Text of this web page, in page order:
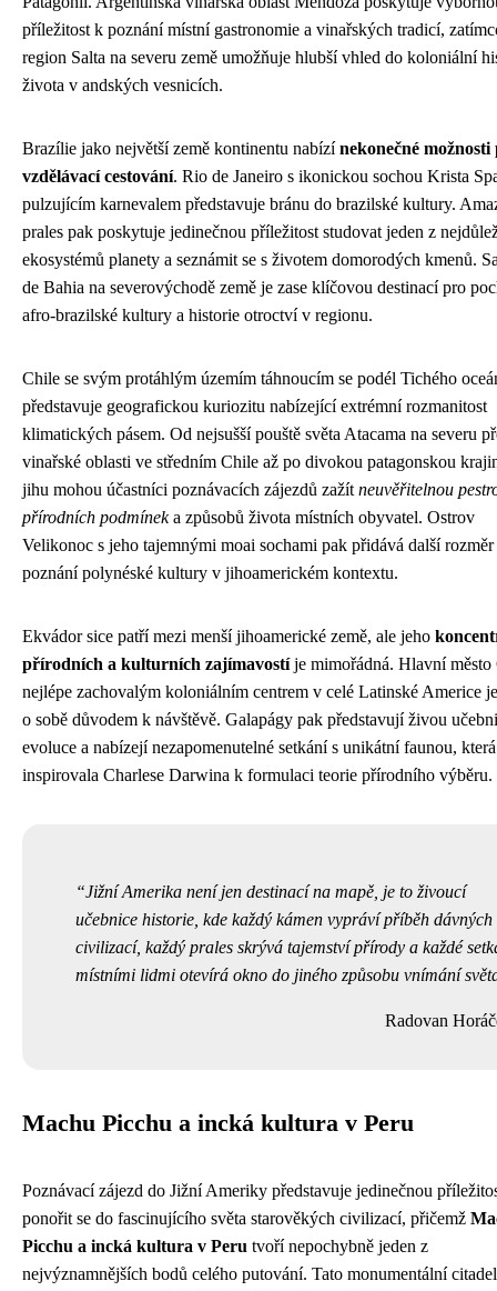
příležitost k poznání místní gastronomie a vinařských tradicí,
region Salta na severu země umožňuje hlubší vhled do koloniální
života v andských vesnicích.
Brazílie jako největší země kontinentu nabízínekonečné možnosti
vzdělávací cestování. Rio de Janeiro s ikonickou sochou Krista
pulzujícím karnevalem představuje bránu do brazilské kultury.
prales pak poskytuje jedinečnou příležitost studovat jeden z
ekosystémů planety a seznámit se s životem domorodých kmenů.
de Bahia na severovýchodě země je zase klíčovou destinací pro
afro-brazilské kultury a historie otroctví v regionu.
Chile se svým protáhlým územím táhnoucím se podél Tichého
představuje geografickou kuriozitu nabízející extrémní rozmanitost
klimatických pásem. Od nejsušší pouště světa Atacama na severu
vinařské oblasti ve středním Chile až po divokou patagonskou
jihu mohou účastníci poznávacích zájezdů zažít neuvěřitelnou
přírodních podmíneka způsobů života místních obyvatel. Ostrov
Velikonoc s jeho tajemnými moai sochami pak přidává další
poznání polynéské kultury v jihoamerickém kontextu.
Ekvádor sice patří mezi menší jihoamerické země, ale jeho
přírodních a kulturních zajímavostíje mimořádná. Hlavní město
nejlépe zachovalým koloniálním centrem v celé Latinské Americe
o sobě důvodem k návštěvě. Galapágy pak představují živou
evoluce a nabízejí nezapomenutelné setkání s unikátní faunou, která
inspirovala Charlese Darwina k formulaci teorie přírodního výběru.
Jižní Amerika není jen destinací na mapě, je to živoucí
učebnice historie, kde každý kámen vypráví příběh dávných
civilizací, každý prales skrývá tajemství přírody a každé
místními lidmi otevírá okno do jiného způsobu vnímání
Radovan
Machu Picchu a incká kultura v Peru
Poznávací zájezd do Jižní Ameriky představuje jedinečnou
ponořit se do fascinujícího světa starověkých civilizací, přičemž
Picchu a incká kultura v Peru tvoří nepochybně jeden z
nejvýznamnějších bodů celého putování. Tato monumentální